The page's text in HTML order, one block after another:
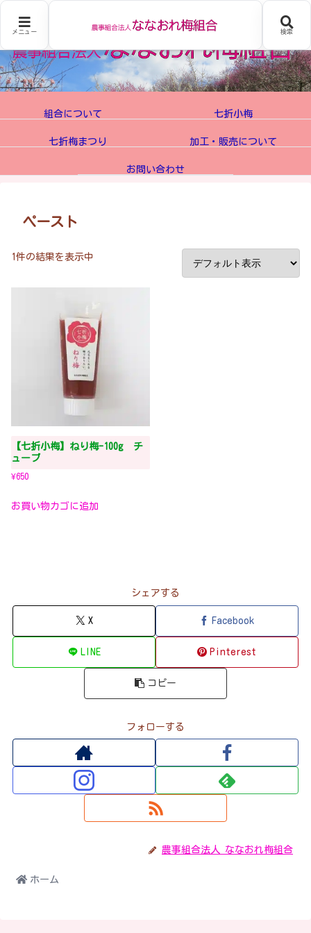
組合について 七折小梅
七折梅まつり 加工・販売について
お問い合わせ
ペースト
1件の結果を表示中
【七折小梅】ねり梅-100g チ
ューブ
¥650
お買い物カゴに追加
シェアする
X Facebook
LINE Pinterest
コピー
フォローする
農事組合法人 ななおれ梅組合
ホーム
メニュー 検索